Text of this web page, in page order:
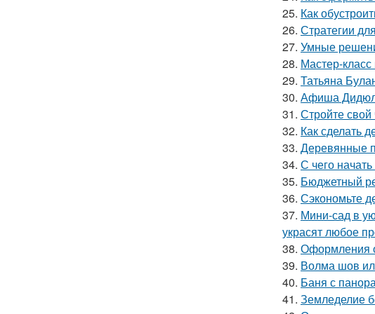
25. Как
26. Стратегии
27. Умные
28. Мастер-
29. Татьяна
30. Афиша
31. Стройте
32. Как сделать
33. Деревянные
34. С чего
35. Бюджетный
36. Сэкономьте
37. Мини-сад в
украсят любое
38. Оформления
39. Волма шов
40. Баня с
41. Земледелие